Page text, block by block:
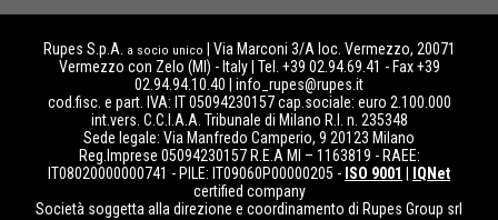
Rupes S.p.A. a socio unico
| Via Marconi 3/A loc. Vermezzo, 20071
Vermezzo con Zelo (MI) - Italy | Tel. +39 02.94.69.41 - Fax +39
02.94.94.10.40 | info_rupes@rupes.it
cod.fisc. e part. IVA: IT 05094230157 cap.sociale: euro 2.100.000
int.vers. C.C.I.A.A. Tribunale di Milano R.I. n. 235348
Sede legale: Via Manfredo Camperio, 9 20123 Milano
Reg.Imprese 05094230157 R.E.A MI – 1163819 - RAEE:
IT08020000000741 - PILE: IT09060P00000205 - ISO 9001
IQNet
certified company
Società soggetta alla direzione e coordinamento di Rupes Group srl